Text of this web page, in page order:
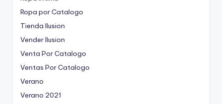
Ropa por Catalogo
Tienda Ilusion
Vender Ilusion
Venta Por Catalogo
Ventas Por Catalogo
Verano
Verano 2021